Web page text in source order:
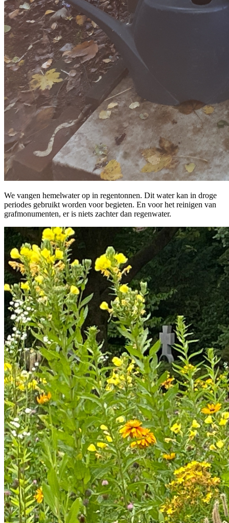
We vangen hemelwater op in regentonnen. Dit water kan in droge
periodes gebruikt worden voor begieten. En voor het reinigen van
grafmonumenten, er is niets zachter dan regenwater.